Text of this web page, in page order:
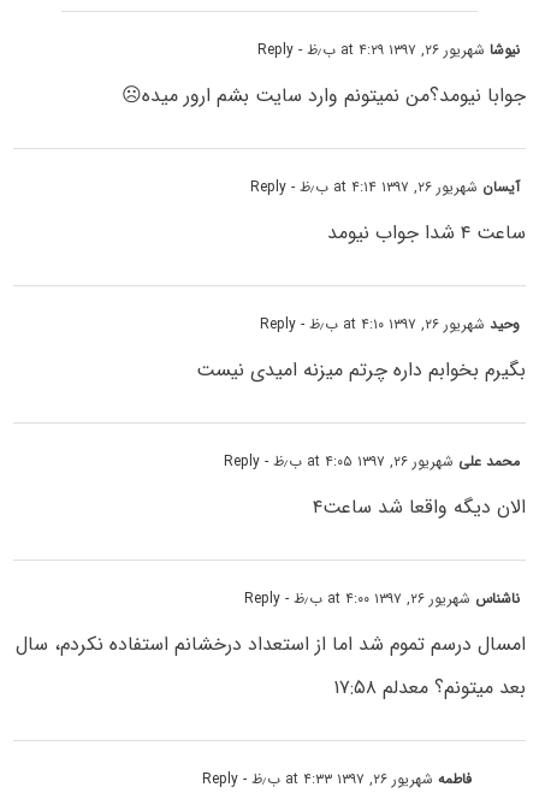
نیوشاشهریور ۲۶, ۱۳۹۷ at ۴:۲۹ ب٫ظ - Reply
جوابا نیومد؟من نمیتونم وارد سایت بشم ارور میده☹️
آیسان شهریور ۲۶, ۱۳۹۷ at ۴:۱۴ ب٫ظ - Reply
ساعت ۴ شدا جواب نیومد
وحیدشهریور ۲۶, ۱۳۹۷ at ۴:۱۰ ب٫ظ - Reply
بگیرم بخوابم داره چرتم میزنه امیدی نیست
محمد علی شهریور ۲۶, ۱۳۹۷ at ۴:۰۵ ب٫ظ - Reply
الان دیگه واقعا شد ساعت۴
ناشناس شهریور ۲۶, ۱۳۹۷ at ۴:۰۰ ب٫ظ - Reply
امسال درسم تموم شد اما از استعداد درخشانم استفاده نکردم، سال
بعد میتونم؟ معدلم ۱۷:۵۸
فاطمهشهریور ۲۶, ۱۳۹۷ at ۴:۳۳ ب٫ظ - Reply